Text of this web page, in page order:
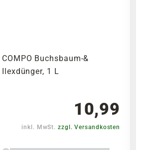
COMPO Buchsbaum-&
Ilexdünger, 1 L
10,99
inkl. MwSt.zzgl. Versandkosten